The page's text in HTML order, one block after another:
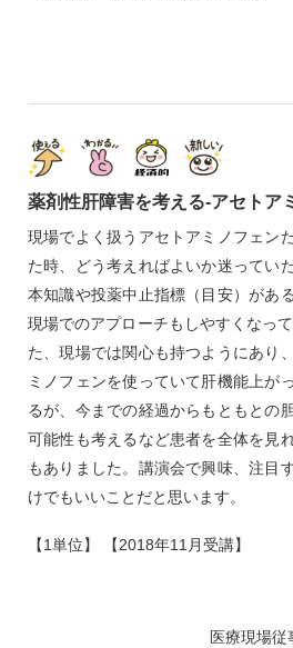
薬剤性肝障害を考える‐アセトア
現場でよく扱うアセトアミノフェン
た時、どう考えればよいか迷ってい
本知識や投薬中止指標（目安）があ
現場でのアプローチもしやすくなっ
た、現場では関心も持つようにあり
ミノフェンを使っていて肝機能上が
るが、今までの経過からもともとの
可能性も考えるなど患者を全体を見
もありました。講演会で興味、注目
けでもいいことだと思います。
【1単位】 【2018年11月受講】
医療現場